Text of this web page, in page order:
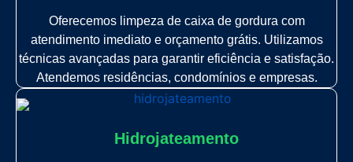
Oferecemos limpeza de caixa de gordura com
atendimento imediato e orçamento grátis. Utilizamos
técnicas avançadas para garantir eficiência e satisfação.
Atendemos residências, condomínios e empresas.
Hidrojateamento